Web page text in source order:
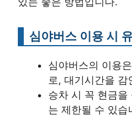
심야버스 이용 시
심야버스의 이용
로, 대기시간을 감
승차 시 꼭 현금을
는 제한될 수 있습